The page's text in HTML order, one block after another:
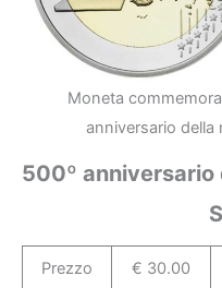
Moneta
anniversario della
500º
Prezzo € 30.00